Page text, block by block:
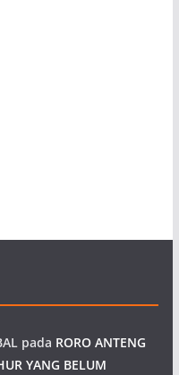
pada RORO ANTENG
YANG BELUM